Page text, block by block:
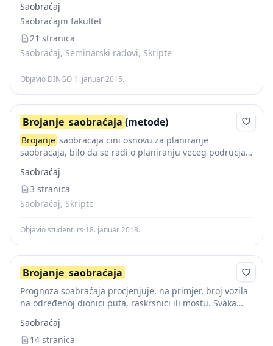
(PGDS) i dobija se tako što se ukupan protok vozila...
Saobraćaj
Saobraćajni fakultet
21 stranica
Saobraćaj, Seminarski radovi, Skripte
Objavio DINGO·1. januar 2015.
Brojanje saobraćaja (metode)
Brojanje saobracaja cini osnovu za planiranje
saobracaja, bilo da se radi o planiranju veceg podrucja
saobracajnog cvora ( raskrsnice). Dugotrajna brojanja...
Saobraćaj
3 stranica
Saobraćaj, Skripte
Objavio studenti.rs·18. januar 2018.
Brojanje saobraćaja
Prognoza soabraćaja procjenjuje, na primjer, broj vozila
na određenoj dionici puta, raskrsnici ili mostu. Svaka
postojećem saobraćaju. U prikupljanje podataka o
saobraćaju spada i...
Saobraćaj
14 stranica